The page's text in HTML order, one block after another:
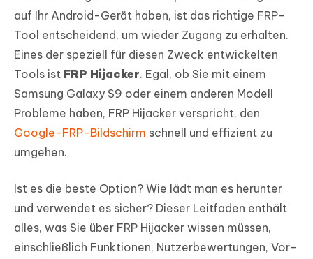
auf Ihr Android-Gerät haben, ist das richtige FRP-
Tool entscheidend, um wieder Zugang zu erhalten.
Eines der speziell für diesen Zweck entwickelten
Tools ist FRP Hijacker. Egal, ob Sie mit einem
Samsung Galaxy S9 oder einem anderen Modell
Probleme haben, FRP Hijacker verspricht, den
Google-FRP-Bildschirm schnell und effizient zu
umgehen.
Ist es die beste Option? Wie lädt man es herunter
und verwendet es sicher? Dieser Leitfaden enthält
alles, was Sie über FRP Hijacker wissen müssen,
einschließlich Funktionen, Nutzerbewertungen, Vor-